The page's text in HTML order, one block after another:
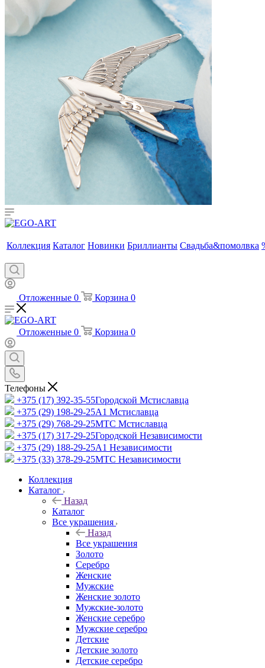
Коллекция Каталог Новинки Бриллианты Свадьба&помолвка
Отложенные 0 Корзина 0
Отложенные 0 Корзина 0
Телефоны
+375 (17) 392-35-55Городской Мстиславца
+375 (29) 198-29-25A1 Мстиславца
+375 (29) 768-29-25МТС Мстиславца
+375 (17) 317-29-25Городской Независимости
+375 (29) 188-29-25A1 Независимости
+375 (33) 378-29-25МТС Независимости
Коллекция
Каталог
Назад
Каталог
Все украшения
Назад
Все украшения
Золото
Серебро
Женские
Мужские
Женские золото
Мужские-золото
Женские серебро
Мужские серебро
Детские
Детские золото
Детские серебро